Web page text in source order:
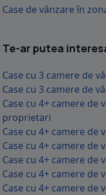
Case de vânzare în
Te-ar putea
Case cu 3 camere de
Case cu 3 camere de
Case cu 4+ camere de
proprietari
Case cu 4+ camere de
Case cu 4+ camere de
Case cu 4+ camere de
Case cu 4+ camere de
Case cu 4+ camere de